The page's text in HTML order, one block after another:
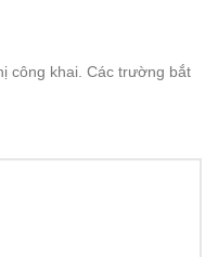
công khai. Các trường bắt